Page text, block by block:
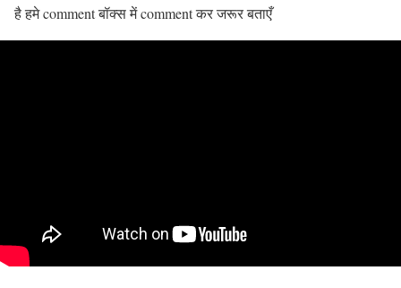
है हमे comment बॉक्स में comment कर जरूर बताएँ